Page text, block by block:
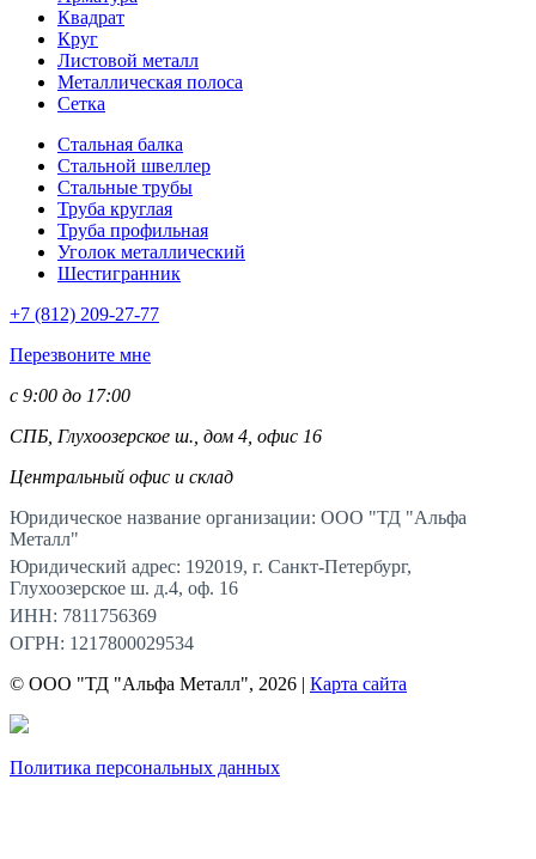
Квадрат
Круг
Листовой металл
Металлическая полоса
Сетка
Стальная балка
Стальной швеллер
Стальные трубы
Труба круглая
Труба профильная
Уголок металлический
Шестигранник
+7 (812) 209-27-77
Перезвоните мне
с 9:00 до 17:00
СПБ, Глухоозерское ш., дом 4, офис 16
Центральный офис и склад
Юридическое название организации: ООО "ТД "Альфа
Металл"
Юридический адрес: 192019, г. Санкт-Петербург,
Глухоозерское ш. д.4, оф. 16
ИНН: 7811756369
ОГРН: 1217800029534
© ООО "ТД "Альфа Металл", 2026 | Карта сайта
Политика персональных данных